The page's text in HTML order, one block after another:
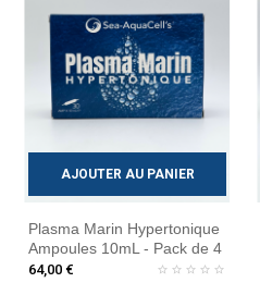
AJOUTER AU PANIER
Plasma Marin Hypertonique
Ampoules 10mL - Pack de 4
64,00 €